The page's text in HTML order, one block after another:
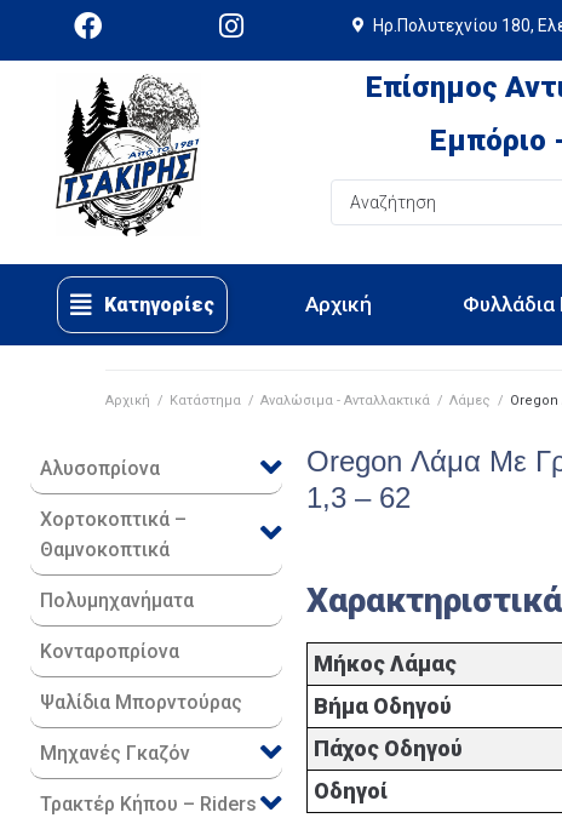
Ηρ.Πολυτεχνίου 180,
Επίσημος
Εμπόριο
Κατηγορίες Αρχική
Αρχική / Κατάστημα / Αναλώσιμα - Ανταλλακτικά / Λάμες / Oregon
Αλυσοπρίονα
Χορτοκοπτικά –
Θαμνοκοπτικά
Πολυμηχανήματα
Κονταροπρίονα
Ψαλίδια Μπορντούρας
Μηχανές Γκαζόν
Τρακτέρ Κήπου – Riders
Oregon Λάμα Με
1,3 – 62
Χαρακτηριστικά
Μήκος Λάμας
Βήμα Οδηγού
Πάχος Οδηγού
Οδηγοί